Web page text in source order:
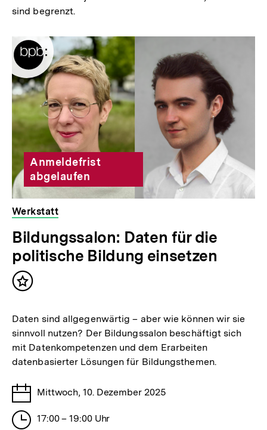
sind begrenzt.
Anmeldefrist
abgelaufen
Werkstatt
Bildungssalon: Daten für die
politische Bildung einsetzen
Inhalt
Daten sind allgegenwärtig – aber wie können wir sie
sinnvoll nutzen? Der Bildungssalon beschäftigt sich
mit Datenkompetenzen und dem Erarbeiten
datenbasierter Lösungen für Bildungsthemen.
Tage
Mittwoch, 10. Dezember 2025
Stunden
17:00 – 19:00 Uhr